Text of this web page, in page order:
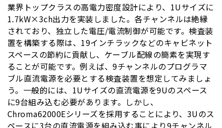
業界トップクラスの高電力密度設計により、1Uサイズに
1.7kW×3ch出力を実装しました。各チャンネルは絶縁
されており、独立した電圧/電流制御が可能です。検査装
置を構築する際は、19インチラックなどのキャビネット
スペースの節約に貢献し、ケーブル配線の簡素を実現す
ることが可能です。例えば、9チャンネルのプログラマ
ブル直流電源を必要とする検査装置を想定してみましょ
う。一般的には、1Uサイズの直流電源を9Uのスペース
に9台組み込む必要があります。しかし、
Chroma62000Eシリーズを採用することにより、3Uのス
ペースに3台の直流電源を組み込む事により9チャンネル